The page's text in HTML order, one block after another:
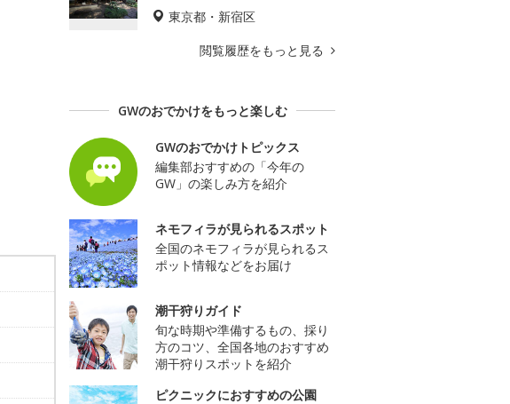
東京都・新宿区
閲覧履歴をもっと見る
GWのおでかけをもっと楽しむ
GWのおでかけトピックス
編集部おすすめの「今年の
GW」の楽しみ方を紹介
ネモフィラが見られるスポット
全国のネモフィラが見られるス
ポット情報などをお届け
潮干狩りガイド
旬な時期や準備するもの、採り
方のコツ、全国各地のおすすめ
潮干狩りスポットを紹介
ピクニックにおすすめの公園